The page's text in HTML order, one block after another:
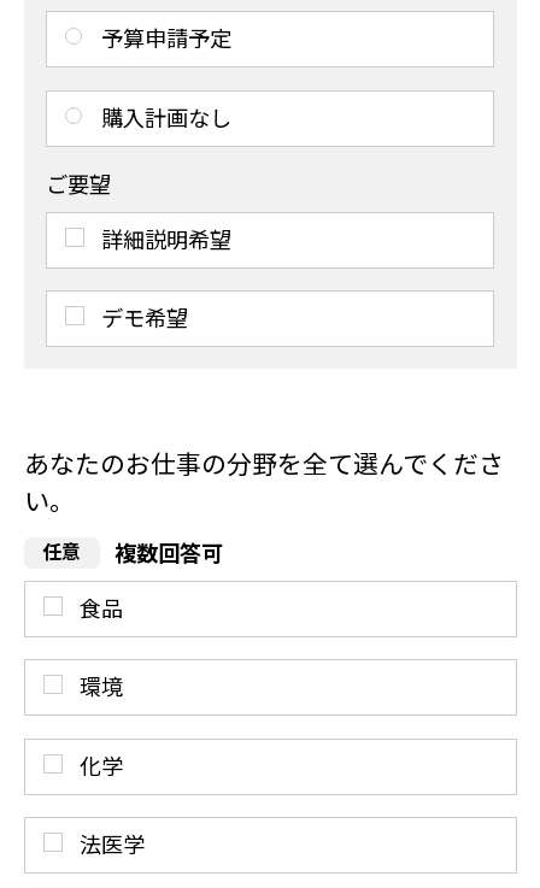
予算申請予定
購入計画なし
ご要望
詳細説明希望
デモ希望
あなたのお仕事の分野を全て選んでくださ
い。
複数回答可
食品
環境
化学
法医学